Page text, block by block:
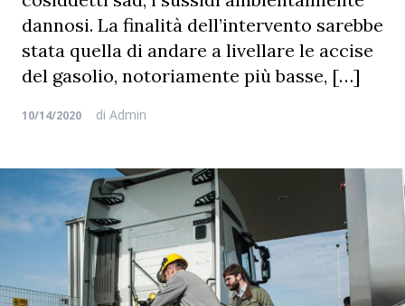
dannosi. La finalità dell’intervento sarebbe
stata quella di andare a livellare le accise
del gasolio, notoriamente più basse, […]
10/14/2020 di Admin